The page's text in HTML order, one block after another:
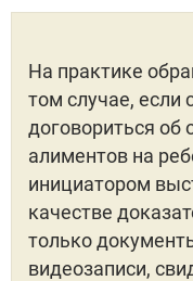
На практике
том случае,
договориться об
алиментов на
инициатором
качестве
только
видеозаписи,